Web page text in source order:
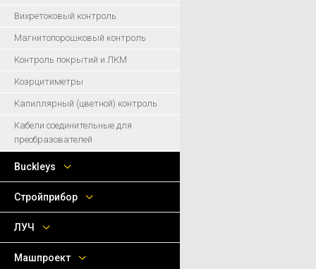
Вихретоковый контроль
Магнитопорошковый контроль
Контроль покрытий и ЛКМ
Коэрцитиметры
Капиллярный (цветной) контроль
Кабели соединительные для
преобразователей
Buckleys
Стройприбор
ЛУЧ
Машпроект